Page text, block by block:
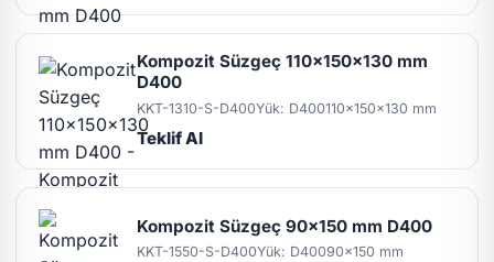
Kompozit Süzgeç 110x150x130 mm
D400
KKT-1310-S-D400Yük: D400110x150x130 mm
Teklif Al
Kompozit Süzgeç 90x150 mm D400
KKT-1550-S-D400Yük: D40090x150 mm